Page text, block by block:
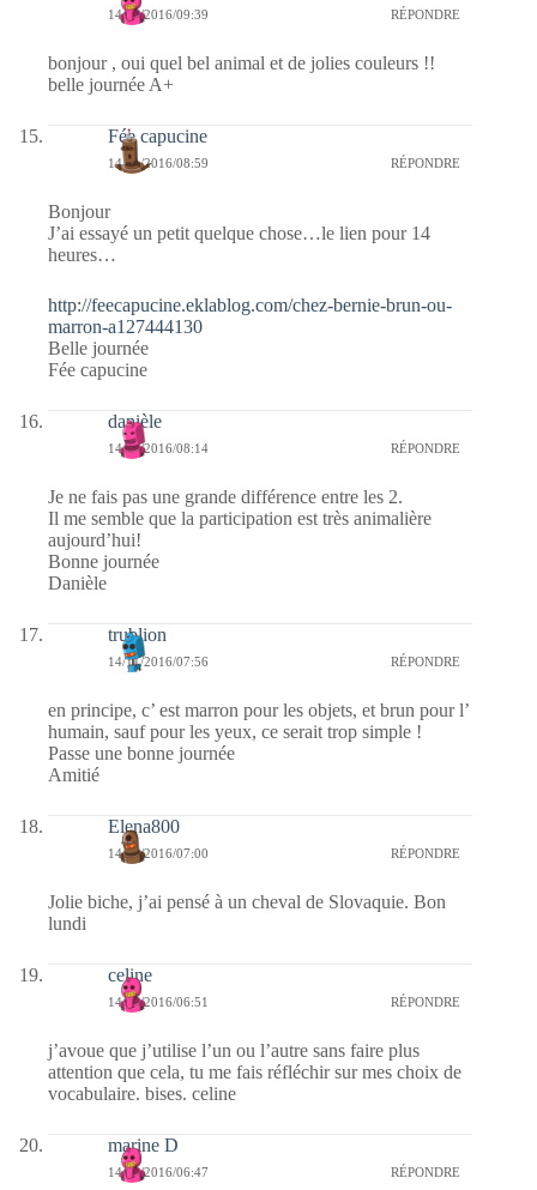
14/11/2016/09:39 RÉPONDRE
bonjour , oui quel bel animal et de jolies couleurs !!
belle journée A+
Fée capucine
14/11/2016/08:59 RÉPONDRE
Bonjour
J’ai essayé un petit quelque chose…le lien pour 14
heures…
http://feecapucine.eklablog.com/chez-bernie-brun-ou-
marron-a127444130
Belle journée
Fée capucine
danièle
14/11/2016/08:14 RÉPONDRE
Je ne fais pas une grande différence entre les 2.
Il me semble que la participation est très animalière
aujourd’hui!
Bonne journée
Danièle
trublion
14/11/2016/07:56 RÉPONDRE
en principe, c’ est marron pour les objets, et brun pour l’
humain, sauf pour les yeux, ce serait trop simple !
Passe une bonne journée
Amitié
Elena800
14/11/2016/07:00 RÉPONDRE
Jolie biche, j’ai pensé à un cheval de Slovaquie. Bon
lundi
celine
14/11/2016/06:51 RÉPONDRE
j’avoue que j’utilise l’un ou l’autre sans faire plus
attention que cela, tu me fais réfléchir sur mes choix de
vocabulaire. bises. celine
marine D
14/11/2016/06:47 RÉPONDRE